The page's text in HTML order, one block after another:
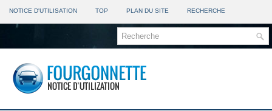
NOTICE D'UTILISATION TOP PLAN DU SITE RECHERCHE